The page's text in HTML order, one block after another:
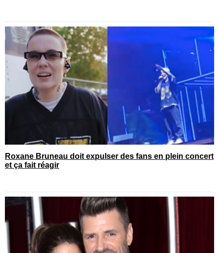
Roxane Bruneau doit expulser des fans en plein concert
et ça fait réagir